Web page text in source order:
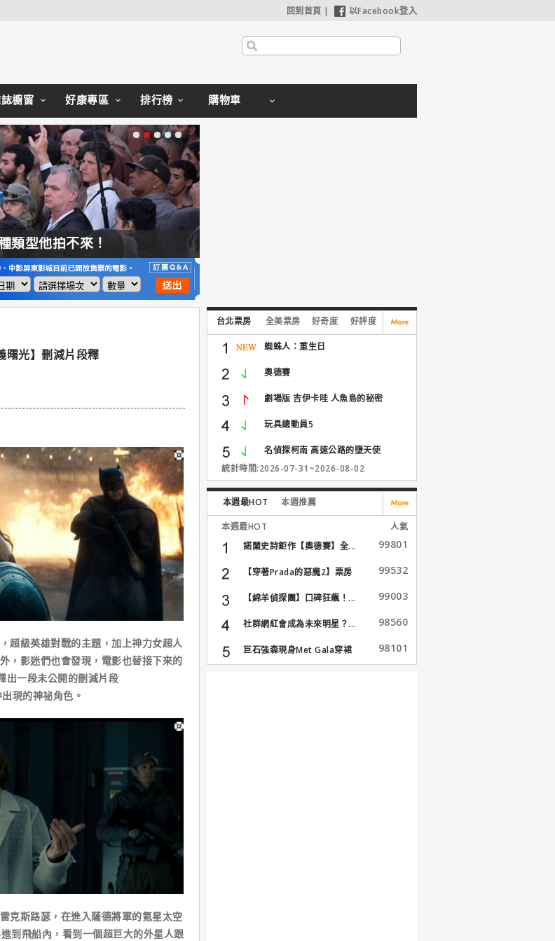
回到首頁 | 以Facebook登入
櫥窗 好康專區 排行榜 購物車
類型他拍不來！
曙光】刪減片段釋
級英雄對戰的主題，加上神力女超人
，影迷們也會發現，電影也替接下來的
出一段未公開的刪減片段
現的神祕角色。
斯路瑟，在進入薩德將軍的氪星太空
到飛船內，看到一個超巨大的外星人跟
台北票房 全美票房 好奇度 好評度
蜘蛛人：重生日
奧德賽
劇場版 吉伊卡哇 人魚島的秘密
玩具總動員5
名偵探柯南 高速公路的墮天使
統計時間:2026-07-31~2026-08-02
本週最HOT 本週推薦
本週最HOT
人氣
諾蘭史詩鉅作【奧德賽】全...
99801
【穿著Prada的惡魔2】票房
99532
【綿羊偵探團】口碑狂飆！... 99003
社群網紅會成為未來明星？... 98560
巨石強森現身Met Gala穿裙
子...
98101